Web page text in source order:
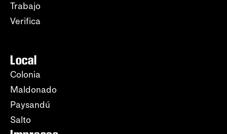
Trabajo
Verifica
Local
Colonia
Maldonado
Paysandú
Salto